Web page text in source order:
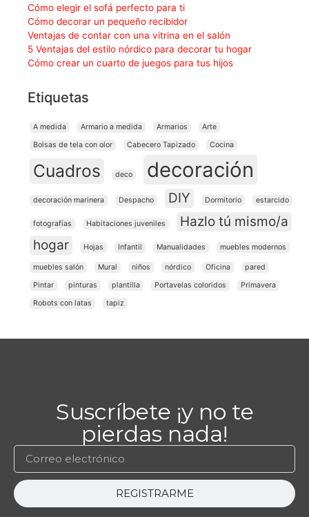
Cómo elegir el sofá perfecto para ti
Cómo decorar un pequeño recibidor
Ventajas de contar con una vitrina en el salón
5 Ventajas del estilo nórdico para decorar tu hogar
Cómo crear un cuarto de juegos para tus hijos
Etiquetas
A medida Armario a medida Armarios
Arte
Bolsas de tela con olor
Cabecero Tapizado Cocina
Cuadros deco decoración
decoración marinera Despacho DIY Dormitorio estarcido
fotografías Habitaciones juveniles
Hazlo tú mismo/a
hogar
Hojas Infantil Manualidades muebles modernos
muebles salón Mural niños nórdico Oficina
pared
Pintar
pinturas plantilla Portavelas coloridos
Primavera
Robots con latas
tapiz
Suscríbete ¡y no te
pierdas nada!
REGISTRARME